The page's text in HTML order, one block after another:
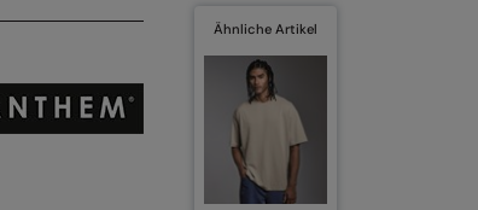
Ähnliche Artikel